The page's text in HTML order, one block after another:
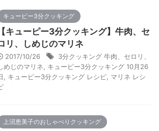
キューピー3分クッキング
【キューピー3分クッキング】牛肉、セ
リ、しめじのマリネ
2017/10/26
3分クッキング 牛肉、セロリ、
めじのマリネ
キューピー3分クッキング 10月26
キューピー3分クッキング レシピ マリネ レシ
上沼恵美子のおしゃべりクッキング